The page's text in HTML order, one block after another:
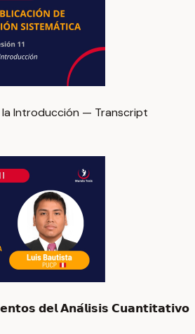
la Introducción — Transcript
𝗱𝗲𝗹 𝗔𝗻𝗮́𝗹𝗶𝘀𝗶𝘀 𝗖𝘂𝗮𝗻𝘁𝗶𝘁𝗮𝘁𝗶𝘃𝗼